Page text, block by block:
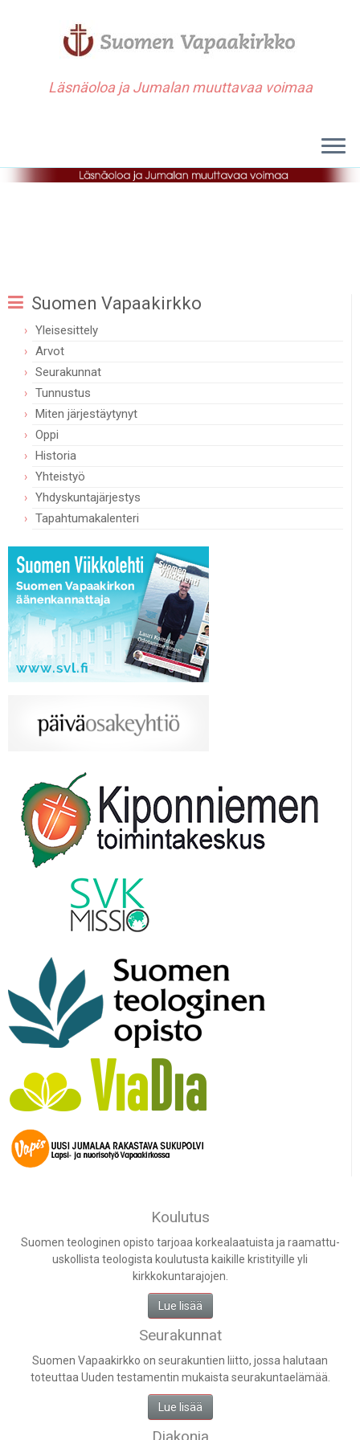
Läsnäoloa ja Jumalan muuttavaa voimaa
Suomen Vapaakirkko
Yleisesittely
Arvot
Seurakunnat
Tunnustus
Miten järjestäytynyt
Oppi
Historia
Yhteistyö
Yhdyskuntajärjestys
Tapahtumakalenteri
Koulutus
Suomen teologinen opisto tarjoaa korkealaatuista ja raamattu-
uskollista teologista koulutusta kaikille kristityille yli
kirkkokuntarajojen.
Lue lisää
Seurakunnat
Suomen Vapaakirkko on seurakuntien liitto, jossa halutaan
toteuttaa Uuden testamentin mukaista seurakuntaelämää.
Lue lisää